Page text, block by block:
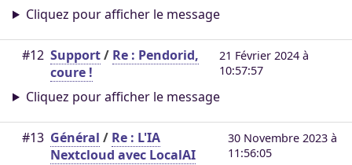
Cliquez pour afficher le message
#12 Support/ Re : Pendorid,
coure !
21 Février 2024 à
10:57:57
Cliquez pour afficher le message
#13 Général / Re : L'IA
Nextcloud avec LocalAI
30 Novembre 2023 à
11:56:05